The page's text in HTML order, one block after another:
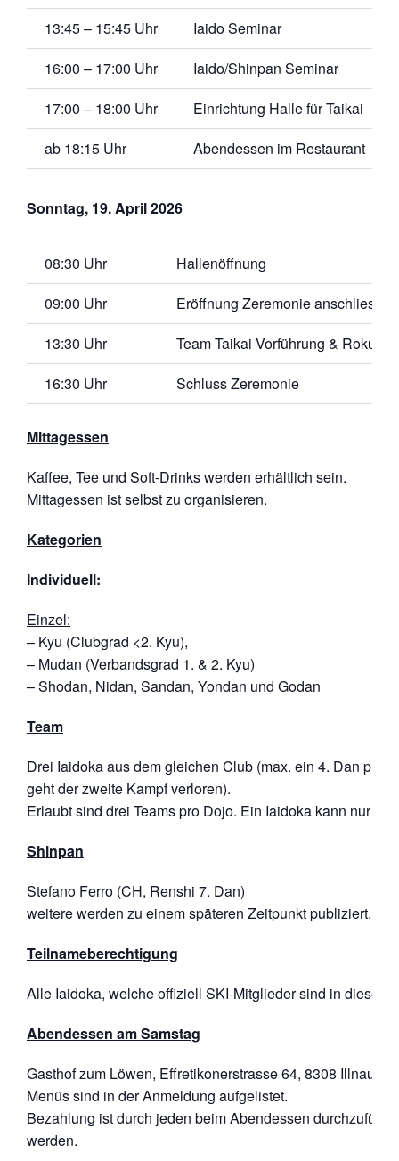
13:45 – 15:45 Uhr
Iaido Seminar
16:00 – 17:00 Uhr
Iaido/Shinpan Seminar
17:00 – 18:00 Uhr
Einrichtung
ab 18:15 Uhr
Abendessen im Restaurant
Sonntag, 19. April 2026
08:30 Uhr
Hallenöffnung
09:00 Uhr
Eröffnung Zeremonie
13:30 Uhr
Team Taikai Vorführung &
16:30 Uhr
Schluss Zeremonie
Mittagessen
Kaffee, Tee und Soft-Drinks werden erhältlich sein.
Mittagessen ist selbst zu organisieren.
Kategorien
Individuell:
Einzel:
– Kyu (Clubgrad <2. Kyu),
– Mudan (Verbandsgrad 1. & 2. Kyu)
– Shodan, Nidan, Sandan, Yondan und Godan
Team
Drei Iaidoka aus dem gleichen Club (max. ein 4. Dan pro
geht der zweite Kampf verloren).
Erlaubt sind drei Teams pro Dojo. Ein Iaidoka kann nur für
Shinpan
Stefano Ferro (CH, Renshi 7. Dan)
weitere werden zu einem späteren Zeitpunkt publiziert.
Teilnameberechtigung
Alle Iaidoka, welche offiziell SKI-Mitglieder sind in diesem
Abendessen am Samstag
Gasthof zum Löwen, Effretikonerstrasse 64, 8308 Illnau
Menüs sind in der Anmeldung aufgelistet.
Bezahlung ist durch jeden beim Abendessen
werden.